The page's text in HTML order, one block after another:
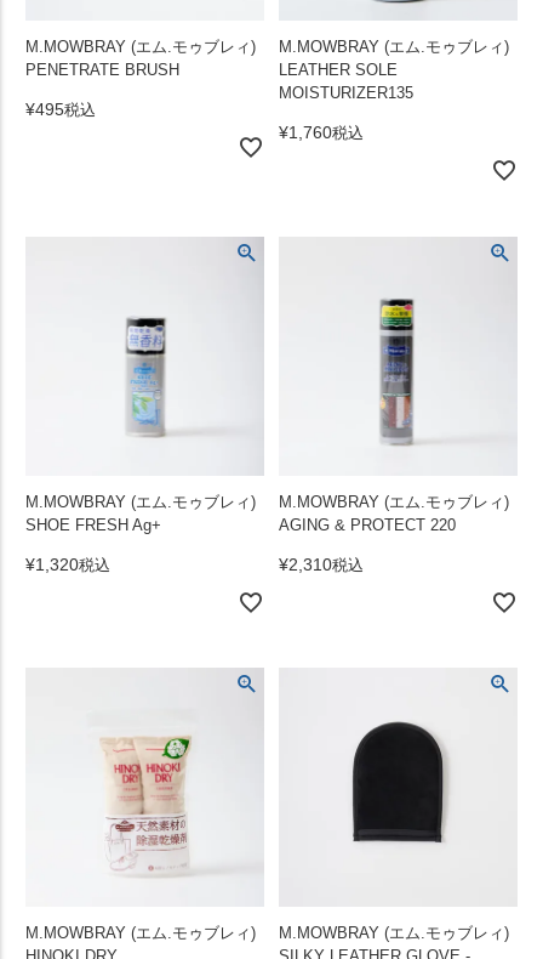
M.MOWBRAY (エム.モゥブレィ)
PENETRATE BRUSH
¥495税込
M.MOWBRAY (エム.モゥブレィ)
LEATHER SOLE
MOISTURIZER135
¥1,760税込
M.MOWBRAY (エム.モゥブレィ)
SHOE FRESH Ag+
¥1,320税込
M.MOWBRAY (エム.モゥブレィ)
AGING & PROTECT 220
¥2,310税込
M.MOWBRAY (エム.モゥブレィ)
M.MOWBRAY (エム.モゥブレィ)